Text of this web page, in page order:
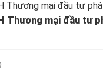
Thương mại đầu tư